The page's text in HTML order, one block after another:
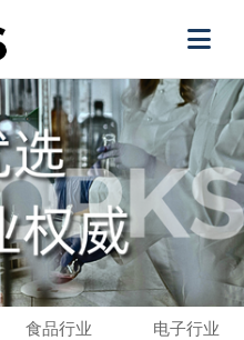
食品行业 电子行业